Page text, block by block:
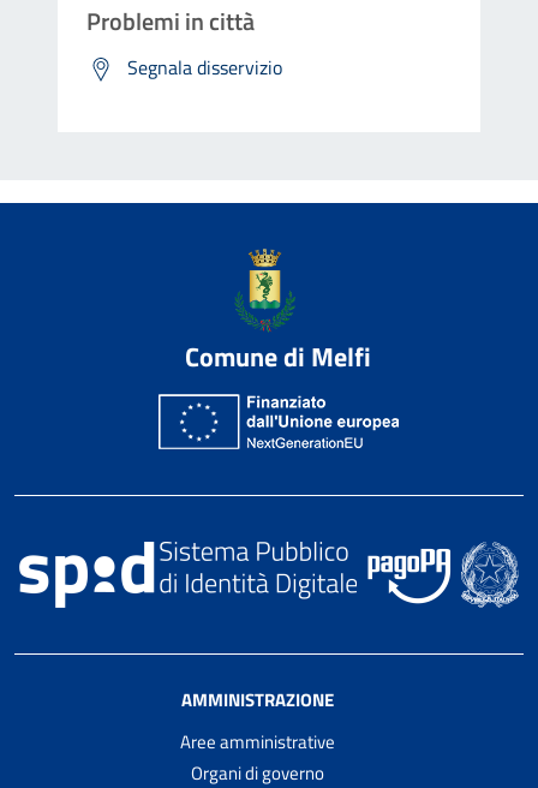
Problemi in città
Segnala disservizio
Comune di Melfi
AMMINISTRAZIONE
Aree amministrative
Organi di governo